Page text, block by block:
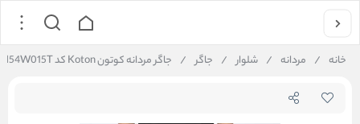
خانه / مردانه / شلوار / جاگر / جاگر مردانه کوتون Koton کد 6WAM54W015T